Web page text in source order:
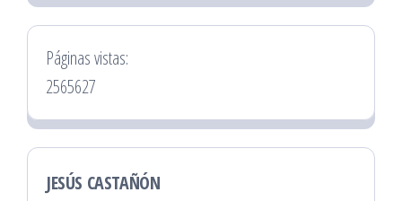
Páginas vistas:
2565627
JESÚS CASTAÑÓN